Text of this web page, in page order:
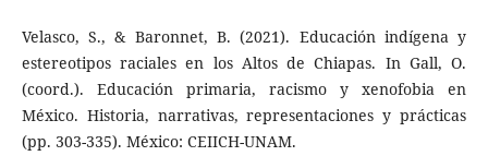
Velasco, S., & Baronnet, B. (2021). Educación indígena y
estereotipos raciales en los Altos de Chiapas. In Gall, O.
(coord.). Educación primaria, racismo y xenofobia en
México. Historia, narrativas, representaciones y prácticas
(pp. 303-335). México: CEIICH-UNAM.